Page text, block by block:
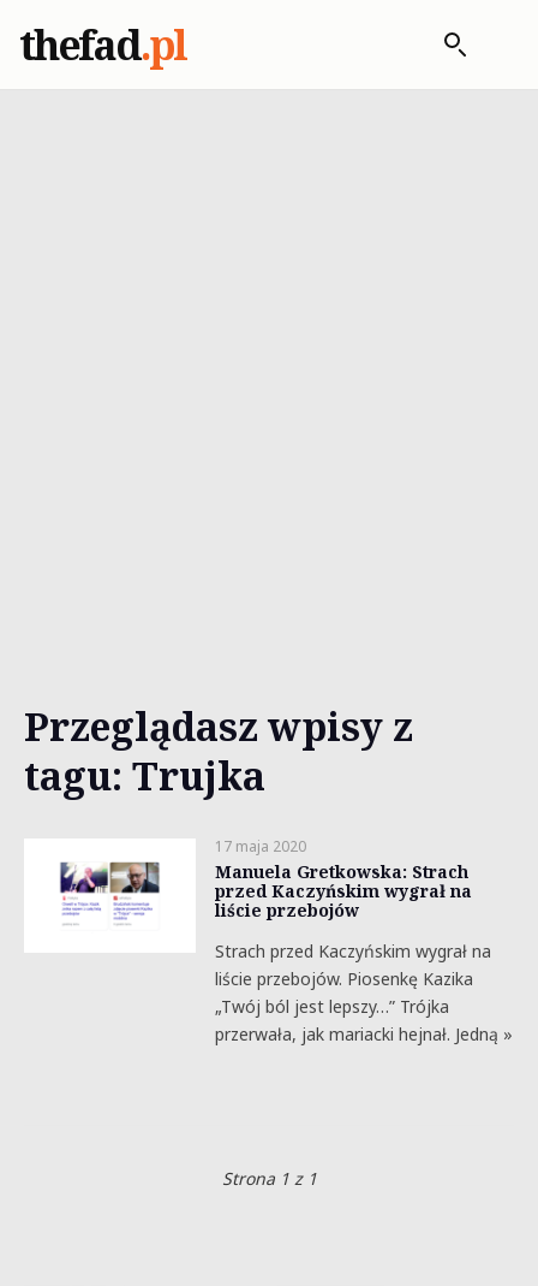
thefad.pl
Przeglądasz wpisy z
tagu: Trujka
17 maja 2020
Manuela Gretkowska: Strach
przed Kaczyńskim wygrał na
liście przebojów
Strach przed Kaczyńskim wygrał na
liście przebojów. Piosenkę Kazika
„Twój ból jest lepszy…” Trójka
przerwała, jak mariacki hejnał. Jedną »
Strona 1 z 1